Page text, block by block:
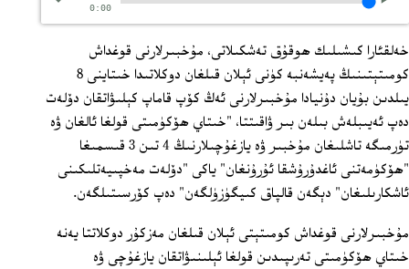
0:00
خەلقئارا كىشىلىك ھوقۇق تەشكىلاتى، مۇخبىرلارنى قوغداش
كومىتېتىنىڭ پەيشەنبە كۈنى ئېلان قىلغان دوكلاتىدا خىتاينى 8
يىلدىن بۇيان دۇنيادا مۇخبىرلارنى ئەڭ كۆپ قاماپ كېلىۋاتقان دۆلەت
دەپ ئەيىبلەش بىلەن بىر ۋاقىتتا، "خىتاي ھۆكۈمىتى قولغا ئالغان ۋە
تۈرمىگە تاشلىغان مۇخبىر ۋە يازغۇچىلارنىڭ 4 تىن 3 قىسمىغا
"ھۆكۈمەتنى ئاغدۇرۇشقا ئۇرۇنغان" ياكى "دۆلەت مەخپىيەتلىكىنى
ئاشكارىلىغان" دېگەن قالپاق كىيگۈزۈلگەن" دەپ كۆرسىتىلگەن.
مۇخبىرلارنى قوغداش كومىتېتى ئېلان قىلغان مەزكۇر دوكلاتتا يەنە
خىتاي ھۆكۈمىتى تەرىپىدىن قولغا ئېلىنىۋاتقان يازغۇچى ۋە